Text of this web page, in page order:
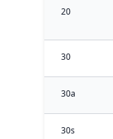
20
30
30a
30s